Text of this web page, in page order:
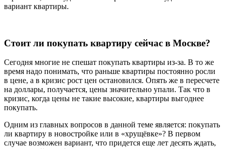
вариант квартиры.
Стоит ли покупать квартиру сейчас в Москве?
Сегодня многие не спешат покупать квартиры из-за. В то же
время надо понимать, что раньше квартиры постоянно росли
в цене, а в кризис рост цен остановился. Опять же в пересчете
на доллары, получается, цены значительно упали. Так что в
кризис, когда цены не такие высокие, квартиры выгоднее
покупать.
Одним из главных вопросов в данной теме является: покупать
ли квартиру в новостройке или в «хрущёвке»? В первом
случае возможен вариант, что придется еще лет десять ждать,